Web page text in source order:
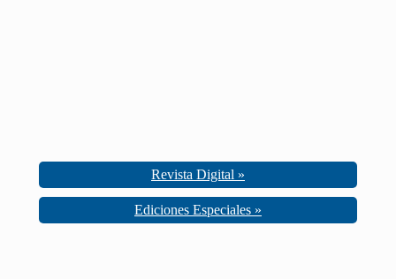
Revista Digital »
Ediciones Especiales »